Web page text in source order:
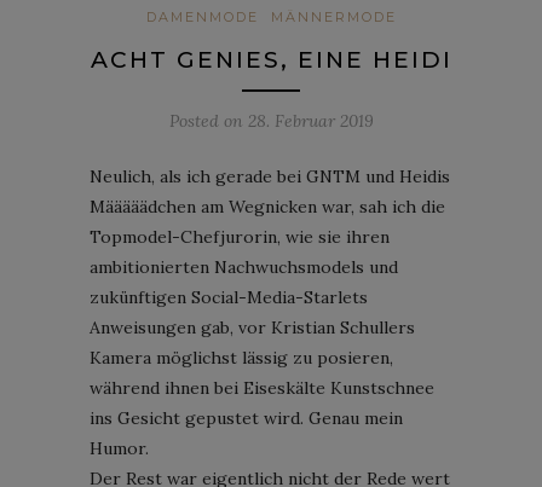
DAMENMODE MÄNNERMODE
ACHT GENIES, EINE HEIDI
Posted on 28. Februar 2019
Neulich, als ich gerade bei GNTM und Heidis
Määääädchen am Wegnicken war, sah ich die
Topmodel-Chefjurorin, wie sie ihren
ambitionierten Nachwuchsmodels und
zukünftigen Social-Media-Starlets
Anweisungen gab, vor Kristian Schullers
Kamera möglichst lässig zu posieren,
während ihnen bei Eiseskälte Kunstschnee
ins Gesicht gepustet wird. Genau mein
Humor.
Der Rest war eigentlich nicht der Rede wert